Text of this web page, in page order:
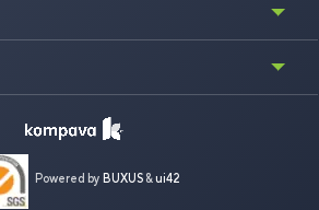
Powered by BUXUS&ui42